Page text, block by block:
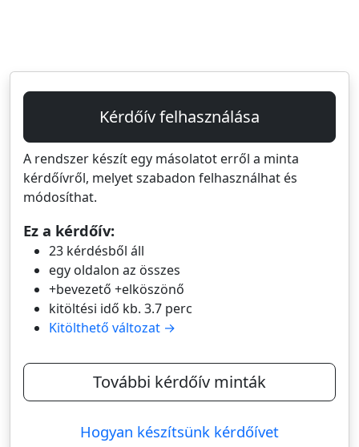
Kérdőív felhasználása
A rendszer készít egy másolatot erről a minta
kérdőívről, melyet szabadon felhasználhat és
módosíthat.
Ez a kérdőív:
23 kérdésből áll
egy oldalon az összes
+bevezető +elköszönő
kitöltési idő kb. 3.7 perc
Kitölthető változat →
További kérdőív minták
Hogyan készítsünk kérdőívet